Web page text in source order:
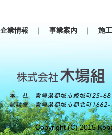
企業情報 ｜ 事業案内 ｜ 施
Copyright (C) 2015